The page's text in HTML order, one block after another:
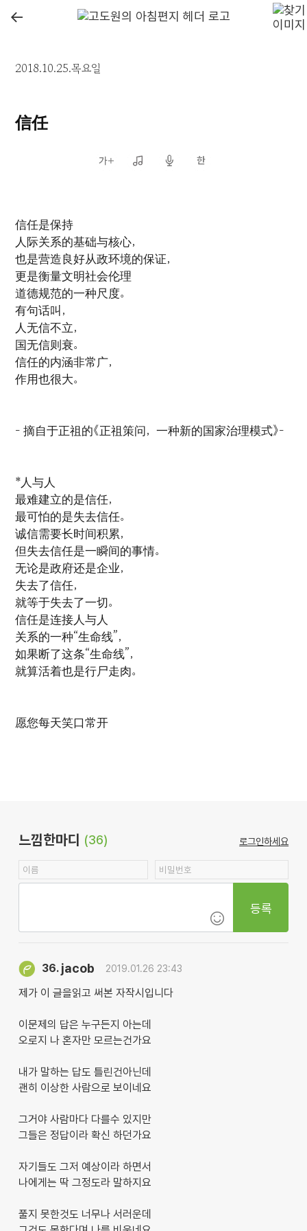
←
2018.10.25.목요일
信任
信任是保持
人际关系的基础与核心，
也是营造良好从政环境的保证，
更是衡量文明社会伦理
道德规范的一种尺度。
有句话叫，
人无信不立，
国无信则衰。
信任的内涵非常广，
作用也很大。
- 摘自于正祖的《正祖策问，一种新的国家治理模式》-
*人与人
最难建立的是信任，
最可怕的是失去信任。
诚信需要长时间积累，
但失去信任是一瞬间的事情。
无论是政府还是企业，
失去了信任，
就等于失去了一切。
信任是连接人与人
关系的一种“生命线”，
如果断了这条“生命线”，
就算活着也是行尸走肉。
愿您每天笑口常开
느낌한마디 (36) 로그인하세요
등록
36. jacob 2019.01.26 23:43
제가 이 글을읽고 써본 자작시입니다
이문제의 답은 누구든지 아는데
오로지 나 혼자만 모르는건가요
내가 말하는 답도 틀린건아닌데
괜히 이상한 사람으로 보이네요
그거야 사람마다 다를수 있지만
그들은 정답이라 확신 하던가요
자기들도 그저 예상이라 하면서
나에게는 딱 그정도라 말하지요
풀지 못한것도 너무나 서러운데